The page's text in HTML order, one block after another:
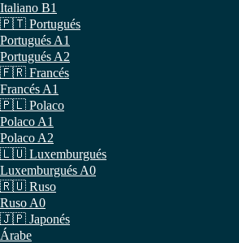
Italiano B1
🇵🇹 Portugués
Portugués A1
Portugués A2
🇫🇷 Francés
Francés A1
🇵🇱 Polaco
Polaco A1
Polaco A2
🇱🇺 Luxemburgués
Luxemburgués A0
🇷🇺 Ruso
Ruso A0
🇯🇵 Japonés
Árabe